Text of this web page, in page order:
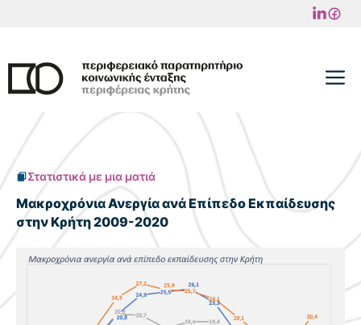
περιεχόμενο
Στατιστικά με μια ματιά
Μακροχρόνια Ανεργία ανά Επίπεδο Εκπαίδευσης
στην Κρήτη 2009-2020